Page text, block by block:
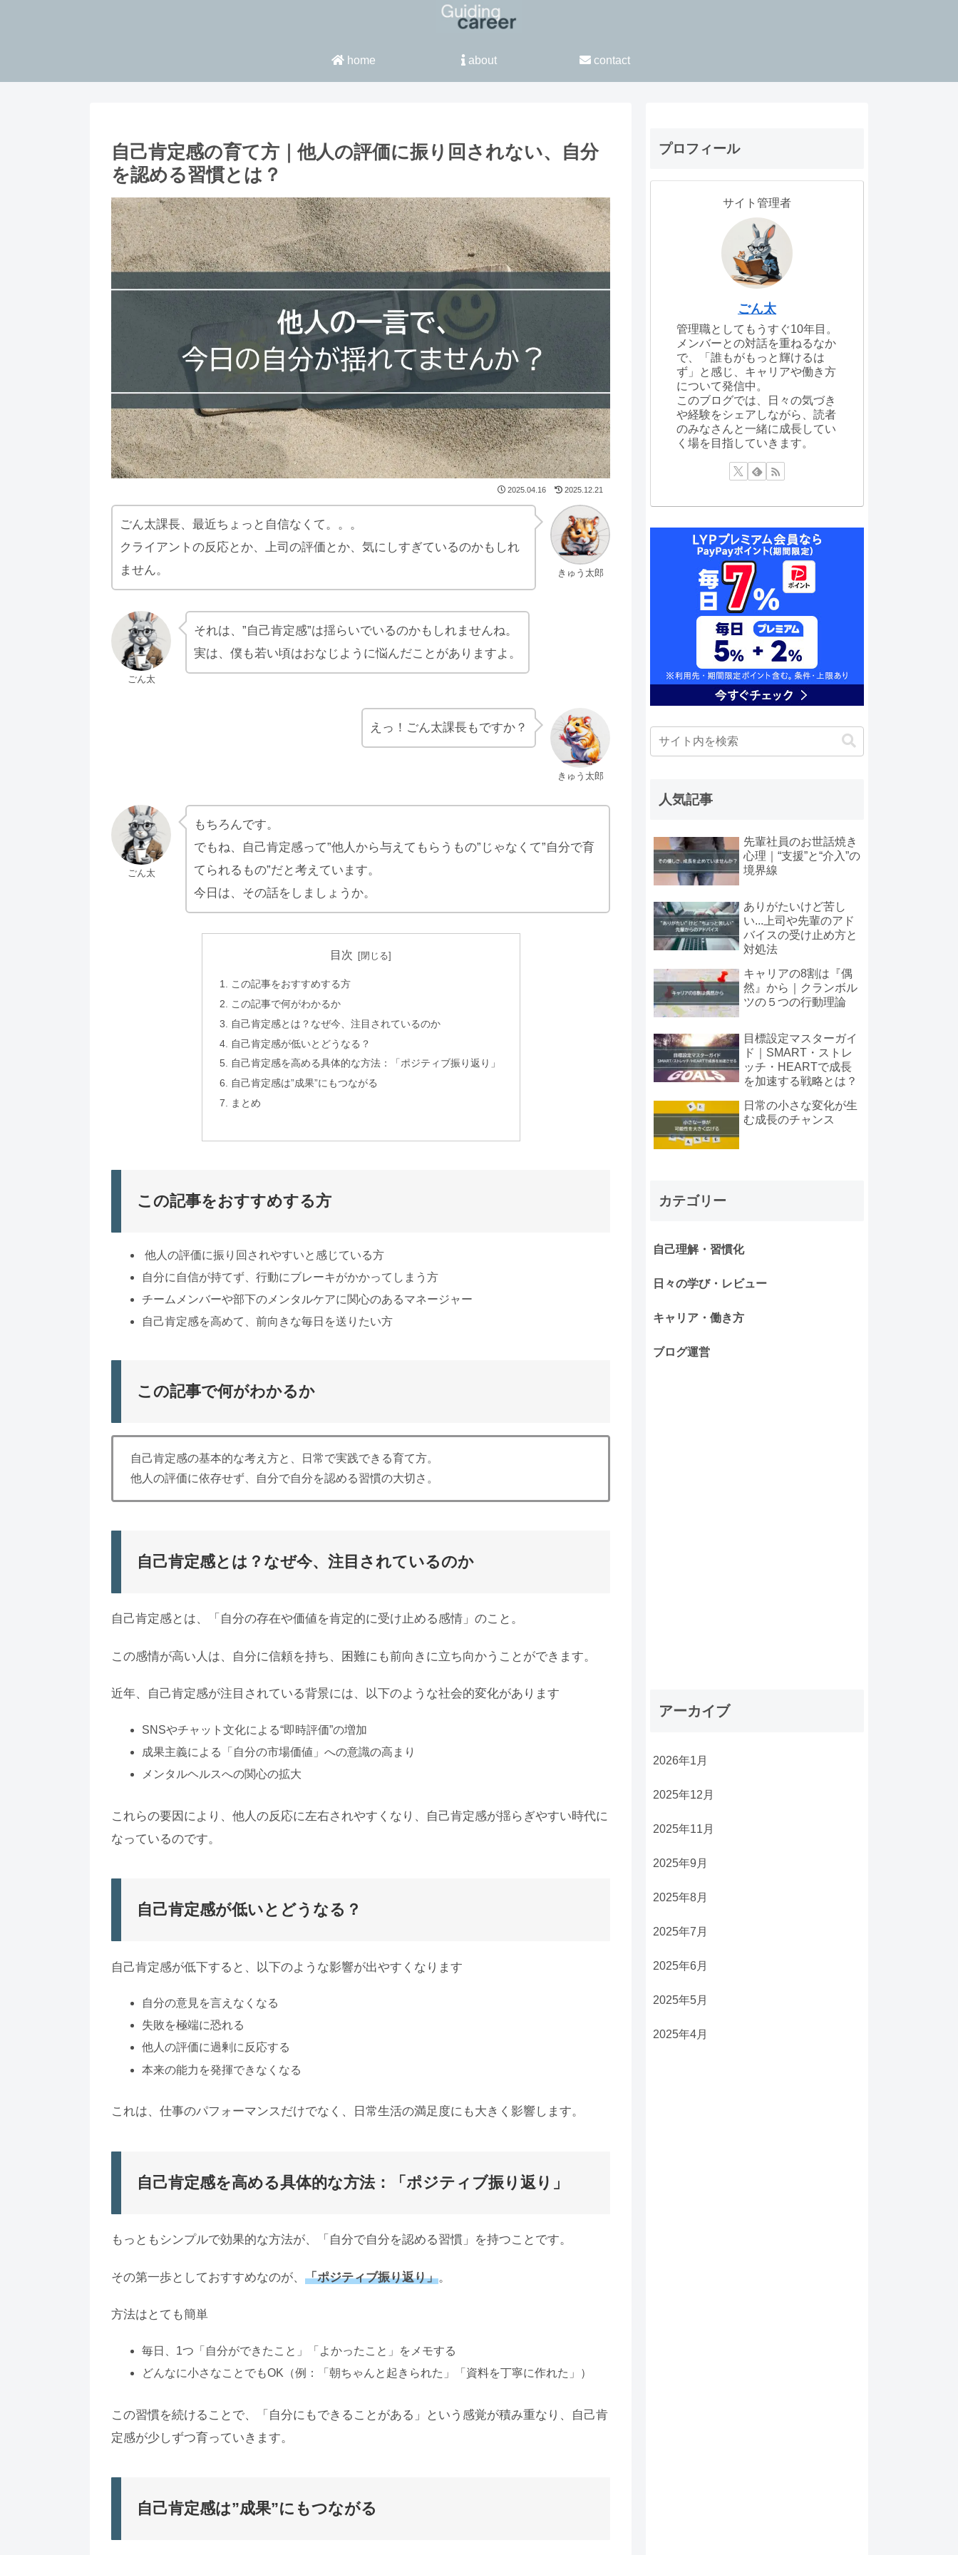
home about contact
自己肯定感の育て方｜他人の評価に振り回されない、自分
を認める習慣とは？
2025.04.16 2025.12.21
きゅう太郎
ごん太課長、最近ちょっと自信なくて。。。
クライアントの反応とか、上司の評価とか、気にしすぎているのかもしれ
ません。
ごん太
それは、”自己肯定感”は揺らいでいるのかもしれませんね。
実は、僕も若い頃はおなじように悩んだことがありますよ。
きゅう太郎
えっ！ごん太課長もですか？
ごん太
もちろんです。
でもね、自己肯定感って”他人から与えてもらうもの”じゃなくて”自分で育
てられるもの”だと考えています。
今日は、その話をしましょうか。
目次
この記事をおすすめする方
この記事で何がわかるか
自己肯定感とは？なぜ今、注目されているのか
自己肯定感が低いとどうなる？
自己肯定感を高める具体的な方法：「ポジティブ振り返り」
自己肯定感は”成果”にもつながる
まとめ
この記事をおすすめする方
他人の評価に振り回されやすいと感じている方
自分に自信が持てず、行動にブレーキがかかってしまう方
チームメンバーや部下のメンタルケアに関心のあるマネージャー
自己肯定感を高めて、前向きな毎日を送りたい方
この記事で何がわかるか
自己肯定感の基本的な考え方と、日常で実践できる育て方。
他人の評価に依存せず、自分で自分を認める習慣の大切さ。
自己肯定感とは？なぜ今、注目されているのか
自己肯定感とは、「自分の存在や価値を肯定的に受け止める感情」のこと。
この感情が高い人は、自分に信頼を持ち、困難にも前向きに立ち向かうことができます。
近年、自己肯定感が注目されている背景には、以下のような社会的変化があります
SNSやチャット文化による“即時評価”の増加
成果主義による「自分の市場価値」への意識の高まり
メンタルヘルスへの関心の拡大
これらの要因により、他人の反応に左右されやすくなり、自己肯定感が揺らぎやすい時代に
なっているのです。
自己肯定感が低いとどうなる？
自己肯定感が低下すると、以下のような影響が出やすくなります
自分の意見を言えなくなる
失敗を極端に恐れる
他人の評価に過剰に反応する
本来の能力を発揮できなくなる
これは、仕事のパフォーマンスだけでなく、日常生活の満足度にも大きく影響します。
自己肯定感を高める具体的な方法：「ポジティブ振り返り」
もっともシンプルで効果的な方法が、「自分で自分を認める習慣」を持つことです。
その第一歩としておすすめなのが、 「ポジティブ振り返り」。
方法はとても簡単
毎日、1つ「自分ができたこと」「よかったこと」をメモする
どんなに小さなことでもOK（例：「朝ちゃんと起きられた」「資料を丁寧に作れた」）
この習慣を続けることで、「自分にもできることがある」という感覚が積み重なり、自己肯
定感が少しずつ育っていきます。
自己肯定感は”成果”にもつながる
プロフィール
サイト管理者
ごん太
管理職としてもうすぐ10年目。
メンバーとの対話を重ねるなか
で、「誰もがもっと輝けるは
ず」と感じ、キャリアや働き方
について発信中。
このブログでは、日々の気づき
や経験をシェアしながら、読者
のみなさんと一緒に成長してい
く場を目指していきます。
人気記事
先輩社員のお世話焼き
心理｜“支援”と“介入”の
境界線
ありがたいけど苦し
い...上司や先輩のアド
バイスの受け止め方と
対処法
キャリアの8割は『偶
然』から｜クランボル
ツの５つの行動理論
目標設定マスターガイ
ド｜SMART・ストレ
ッチ・HEARTで成長
を加速する戦略とは？
日常の小さな変化が生
む成長のチャンス
カテゴリー
自己理解・習慣化
日々の学び・レビュー
キャリア・働き方
ブログ運営
アーカイブ
2026年1月
2025年12月
2025年11月
2025年9月
2025年8月
2025年7月
2025年6月
2025年5月
2025年4月